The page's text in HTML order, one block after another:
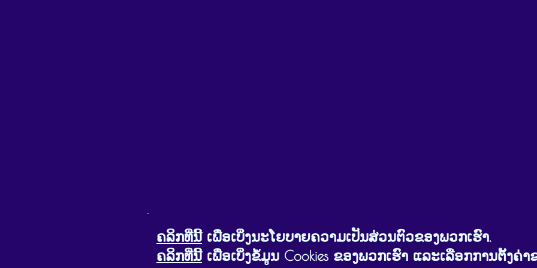
ຄລິກທີ່ນີ້ເພື່ອເບິ່ງນະໂຍບາຍຄວາມເປັນສ່ວນຕົວຂອງພວກເຮົາ.
ຄລິກທີ່ນີ້ເພື່ອເບິ່ງຂໍ້ມູນ Cookies ຂອງພວກເຮົາ ແລະເລືອກການຕັ້ງຄ່າ